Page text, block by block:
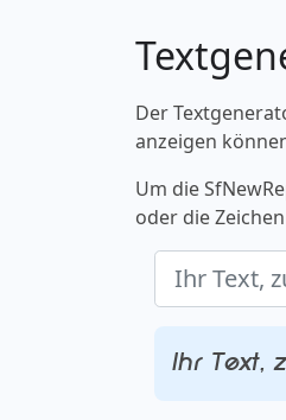
Der
anzeigen
Um die
oder die
Ihr Text,